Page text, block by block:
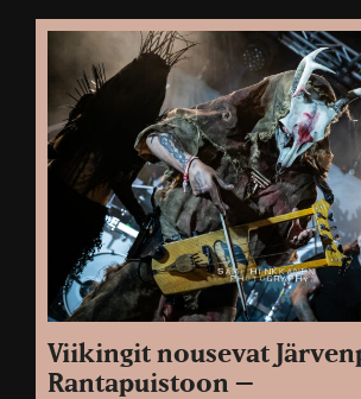
Viikingit nousevat
Rantapuistoon –